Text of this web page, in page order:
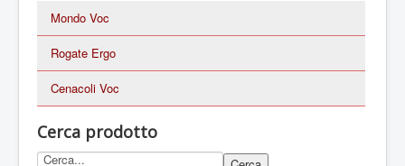
Mondo Voc
Rogate Ergo
Cenacoli Voc
Cerca prodotto